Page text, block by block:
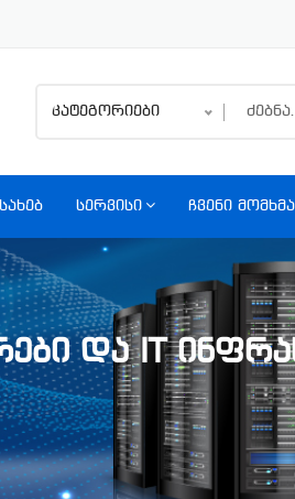
კატეგორიები
ᲡᲔᲠᲕᲘᲡᲘ ᲩᲕᲔᲜᲘ
ᲗᲥᲕᲔᲜᲘ
ᲓᲐ IT